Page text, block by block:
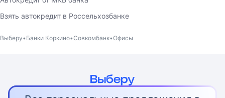
Взять автокредит в Россельхозбанке
Выберу Банки Коркино Совкомбанк Офисы